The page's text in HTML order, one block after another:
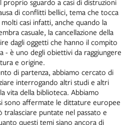
di conflitti bellici, tema che tocca
casi infatti, anche quando la
casuale, la cancellazione della
dagli oggetti che hanno il compito
- è uno degli obiettivi da raggiungere
e origine.
di partenza, abbiamo cercato di
interrogando altri studi e altri
vita della biblioteca. Abbiamo
sono affermate le dittature europee
tralasciare puntate nel passato e
questi temi siano ancora di